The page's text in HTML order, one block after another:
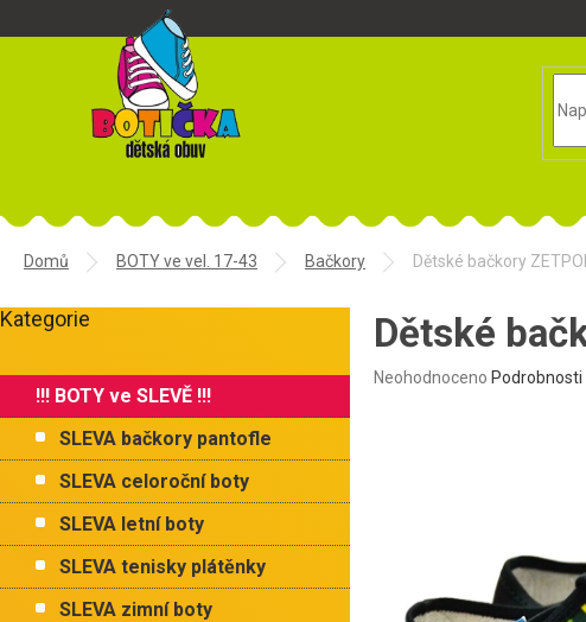
Domů BOTY ve vel. 17-43 Bačkory Dětské bačkory
o
t
n
í
n
Přeskočit
Kategorie
!!! BOTY ve SLEVĚ !!!
SLEVA bačkory pantofle
SLEVA celoroční boty
SLEVA letní boty
SLEVA tenisky plátěnky
SLEVA zimní boty
Dětské
Průměrné
Neohodnoceno